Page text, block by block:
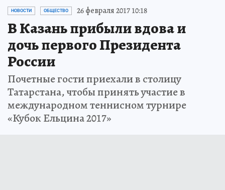
НОВОСТИ ОБЩЕСТВО 26 февраля 2017 10:18
В Казань прибыли вдова и
дочь первого Президента
России
Почетные гости приехали в столицу
Татарстана, чтобы принять участие в
международном теннисном турнире
«Кубок Ельцина 2017»